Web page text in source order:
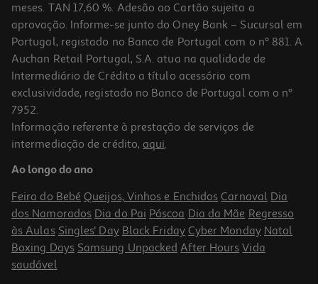
meses. TAN 17,60 %. Adesão ao Cartão sujeita a
aprovação. Informe-se junto do Oney Bank – Sucursal em
Portugal, registado no Banco de Portugal com o nº 881. A
Auchan Retail Portugal, S.A. atua na qualidade de
Intermediário de Crédito a título acessório com
exclusividade, registado no Banco de Portugal com o nº
7952.
Informação referente à prestação de serviços de
intermediação de crédito, aqui.
Ao longo do ano
Feira do Bebé Queijos, Vinhos e Enchidos Carnaval Dia
dos Namorados Dia do Pai Páscoa Dia da Mãe Regresso
às Aulas Singles' Day Black Friday Cyber Monday Natal
Boxing Days Samsung Unpacked After Hours Vida
saudável